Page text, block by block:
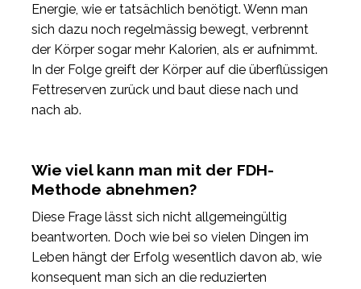
Energie, wie er tatsächlich benötigt. Wenn man
sich dazu noch regelmässig bewegt, verbrennt
der Körper sogar mehr Kalorien, als er aufnimmt.
In der Folge greift der Körper auf die überflüssigen
Fettreserven zurück und baut diese nach und
nach ab.
Wie viel kann man mit der FDH-
Methode abnehmen?
Diese Frage lässt sich nicht allgemeingültig
beantworten. Doch wie bei so vielen Dingen im
Leben hängt der Erfolg wesentlich davon ab, wie
konsequent man sich an die reduzierten